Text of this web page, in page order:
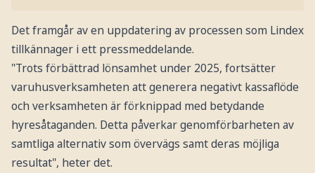
Det framgår av en uppdatering av processen som Lindex
tillkännager i ett pressmeddelande.
"Trots förbättrad lönsamhet under 2025, fortsätter
varuhusverksamheten att generera negativt kassaflöde
och verksamheten är förknippad med betydande
hyresåtaganden. Detta påverkar genomförbarheten av
samtliga alternativ som övervägs samt deras möjliga
resultat", heter det.